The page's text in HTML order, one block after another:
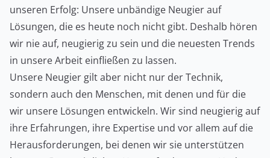
unseren Erfolg: Unsere unbändige Neugier auf
Lösungen, die es heute noch nicht gibt. Deshalb hören
wir nie auf, neugierig zu sein und die neuesten Trends
in unsere Arbeit einfließen zu lassen.
Unsere Neugier gilt aber nicht nur der Technik,
sondern auch den Menschen, mit denen und für die
wir unsere Lösungen entwickeln. Wir sind neugierig auf
ihre Erfahrungen, ihre Expertise und vor allem auf die
Herausforderungen, bei denen wir sie unterstützen